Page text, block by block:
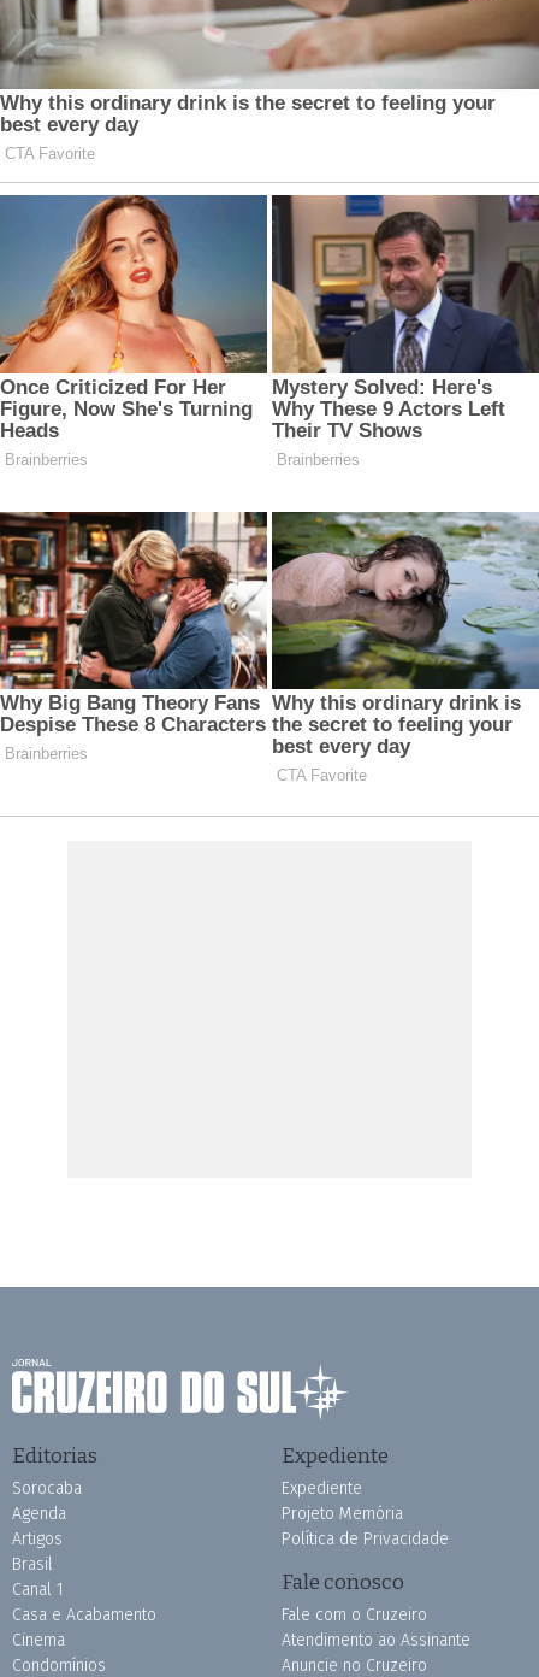
Editorias
Sorocaba
Agenda
Artigos
Brasil
Canal 1
Casa e Acabamento
Cinema
Condomínios
Expediente
Expediente
Projeto Memória
Política de Privacidade
Fale conosco
Fale com o Cruzeiro
Atendimento ao Assinante
Anuncie no Cruzeiro